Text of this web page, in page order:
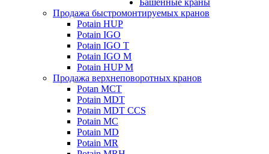
Башенные краны
Продажа быстромонтируемых кранов
Potain HUP
Potain IGO
Potain IGO T
Potain IGO M
Potain HUP M
Продажа верхнеповоротных кранов
Potan MCT
Potain MDT
Potain MDT CCS
Potain MC
Potain MD
Potain MR